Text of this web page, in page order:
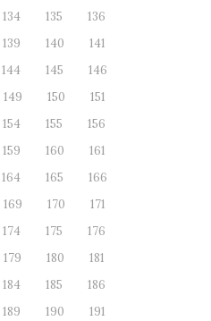
134 135
136
139 140
141
144 145
146
149 150
151
154 155
156
159 160
161
164 165
166
169 170
171
174 175
176
179 180
181
184 185
186
189 190
191